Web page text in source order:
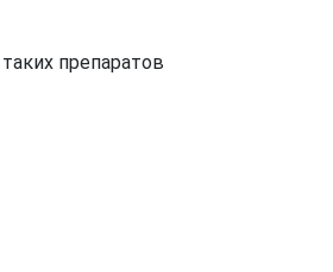
препаратов